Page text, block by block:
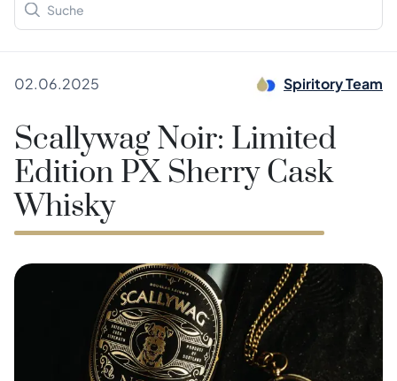
02.06.2025 Spiritory Team
Scallywag Noir: Limited
Edition PX Sherry Cask
Whisky